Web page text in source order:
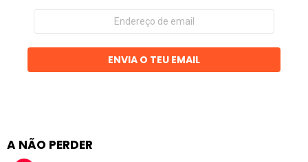
Endereço
email
ENVIA O TEU EMAIL
A NÃO PERDER